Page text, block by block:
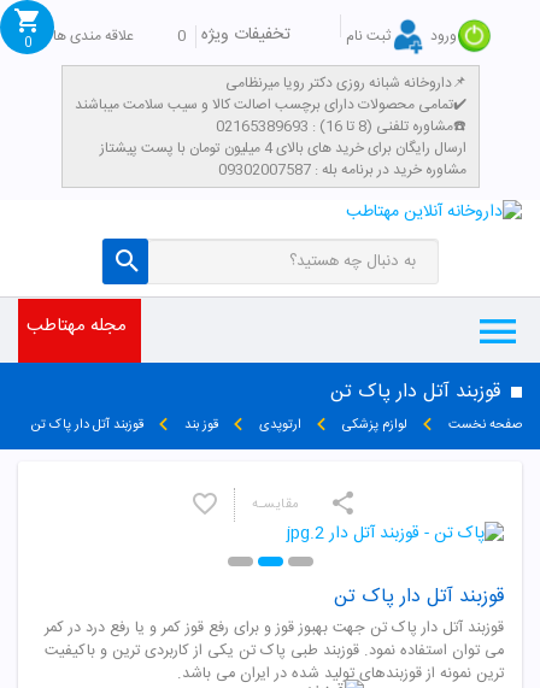
ورود ثبت نام تخفیفات ویژه 0
علاقه مندی ها
داروخانه شبانه روزی دکتر رویا میرنظامی📌
تمامی محصولات دارای برچسب اصالت کالا و سیب سلامت میباشند✔️
مشاوره تلفنی (8 تا 16) : 02165389693☎️
​ارسال رایگان برای خرید های بالای 4 میلیون تومان با پست پیشتاز
مشاوره خرید در برنامه بله : 09302007587
0
مجله مهتاطب
قوزبند آتل دار پاک تن
صفحه نخست لوازم پزشکی ارتوپدی قوز بند قوزبند آتل دار پاک تن
قوزبند آتل دار پاک تن
قوزبند آتل دار پاک تن جهت بهبوز قوز و برای رفع قوز کمر و یا رفع درد در کمر
می توان استفاده نمود. قوزبند طبی پاک تن یکی از کاربردی ترین و باکیفیت
ترین نمونه از قوزبندهای تولید شده در ایران می باشد.
مقایسـه